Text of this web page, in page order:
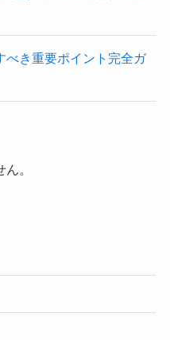
べき重要ポイント完全ガ
。